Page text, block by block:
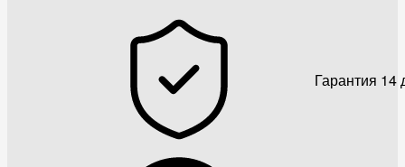
Гарантия 14